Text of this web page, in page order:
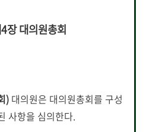
장 대의원총회
) 대의원은 대의원총회를 구성
사항을 심의한다.